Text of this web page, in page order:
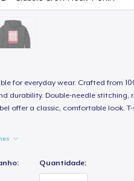
for everyday wear. Crafted from
durability. Double-needle stitching,
offer a classic, comfortable look. T-
Quantidade: